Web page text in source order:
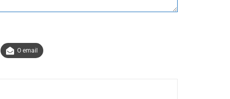
O email